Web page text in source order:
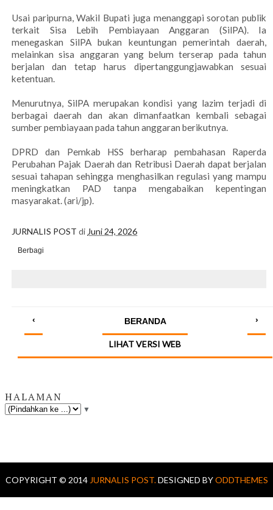
Usai paripurna, Wakil Bupati juga menanggapi sorotan publik
terkait Sisa Lebih Pembiayaan Anggaran (SilPA). Ia
menegaskan SilPA bukan keuntungan pemerintah daerah,
melainkan sisa anggaran yang belum terserap pada tahun
berjalan dan tetap harus dipertanggungjawabkan sesuai
ketentuan.
Menurutnya, SilPA merupakan kondisi yang lazim terjadi di
berbagai daerah dan akan dimanfaatkan kembali sebagai
sumber pembiayaan pada tahun anggaran berikutnya.
DPRD dan Pemkab HSS berharap pembahasan Raperda
Perubahan Pajak Daerah dan Retribusi Daerah dapat berjalan
sesuai tahapan sehingga menghasilkan regulasi yang mampu
meningkatkan PAD tanpa mengabaikan kepentingan
masyarakat. (ari/jp).
JURNALIS POST diJuni 24, 2026
Berbagi
‹ ›
BERANDA
LIHAT VERSI WEB
HALAMAN
▼
COPYRIGHT © 2014JURNALIS POST.DESIGNED BYODDTHEMES